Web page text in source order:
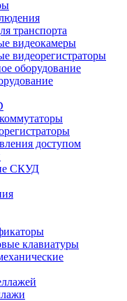
транспорта
видеокамеры
видеорегистраторы
оборудование
доступом
СКУД
клавиатуры